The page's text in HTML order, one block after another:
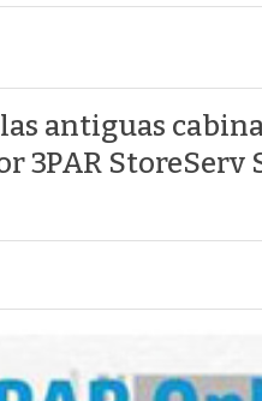
antiguas
3PAR StoreServ